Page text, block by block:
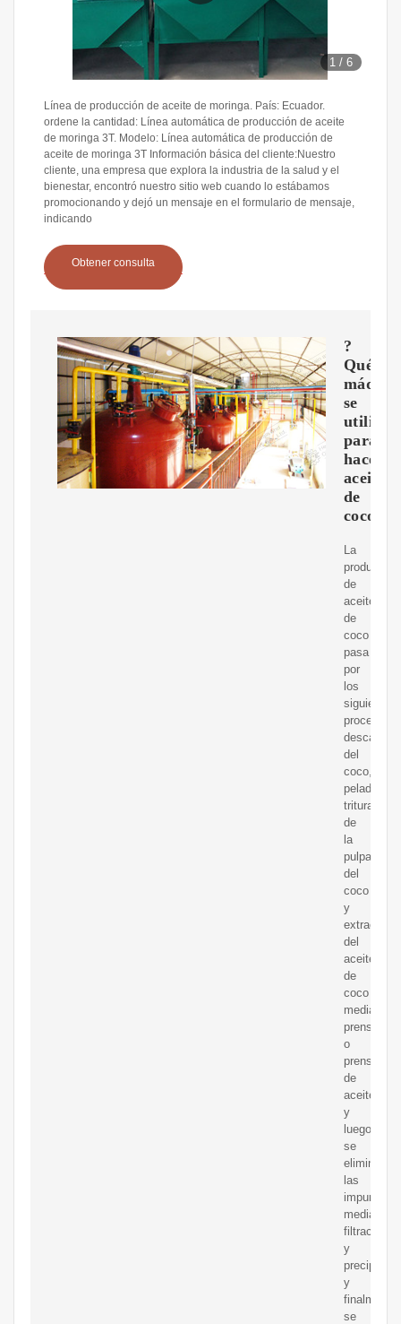
1 /6
Línea de producción de aceite de moringa. País: Ecuador.
ordene la cantidad: Línea automática de producción de aceite
de moringa 3T. Modelo: Línea automática de producción de
aceite de moringa 3T Información básica del cliente:Nuestro
cliente, una empresa que explora la industria de la salud y el
bienestar, encontró nuestro sitio web cuando lo estábamos
promocionando y dejó un mensaje en el formulario de mensaje,
indicando
Obtener consulta
?
Qué
se
utiliza
para
hacer
aceite
de
coco?
La
producción
de
aceite
de
coco
pasa
por
los
siguientes
del
coco,
pelado,
triturado
de
la
pulpa
del
coco
y
extracción
del
aceite
de
coco
mediante
prensa
o
prensa
de
aceite,
y
luego
se
eliminan
las
impurezas
mediante
filtración
y
y
finalmente
se